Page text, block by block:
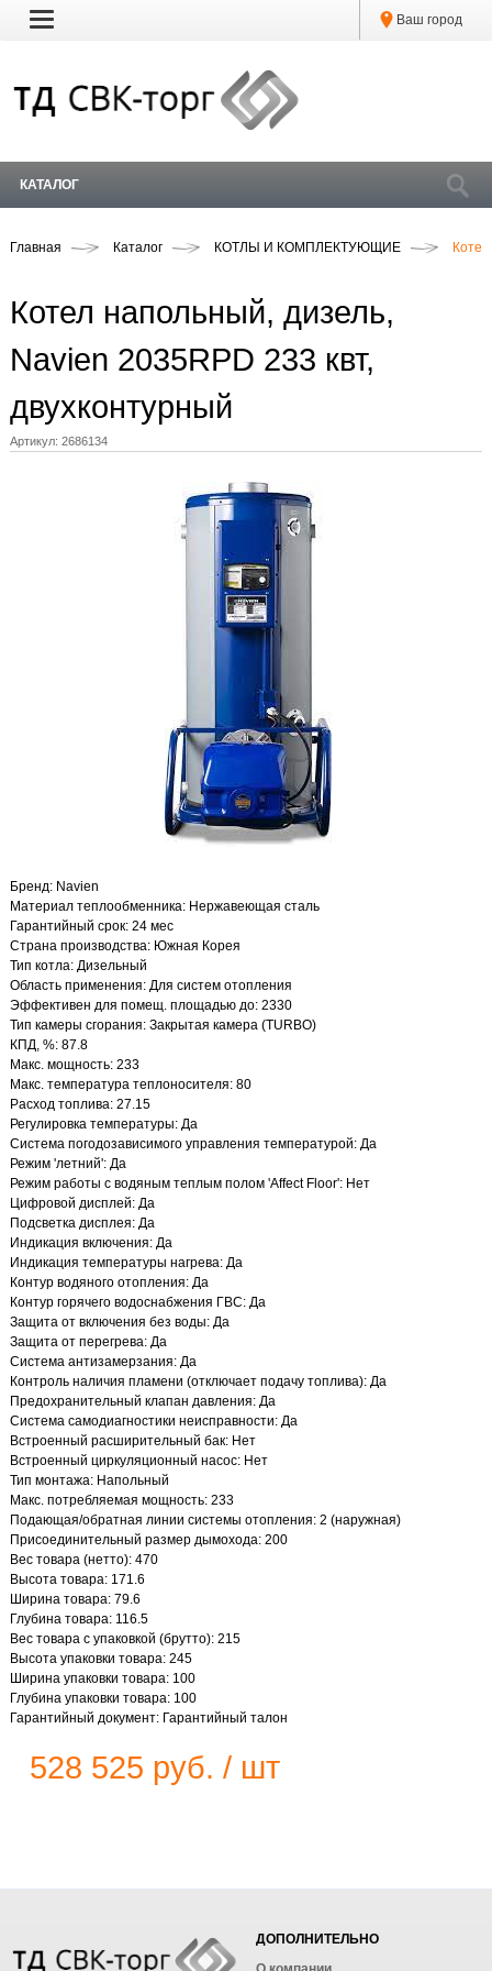
Ваш город
КАТАЛОГ
Главная Каталог КОТЛЫ И КОМПЛЕКТУЮЩИЕ
Котел напольный, дизель,
Navien 2035RPD 233 квт,
двухконтурный
Артикул: 2686134
Бренд: Navien
Материал теплообменника: Нержавеющая сталь
Гарантийный срок: 24 мес
Страна производства: Южная Корея
Тип котла: Дизельный
Область применения: Для систем отопления
Эффективен для помещ. площадью до: 2330
Тип камеры сгорания: Закрытая камера (TURBO)
КПД, %: 87.8
Макс. мощность: 233
Макс. температура теплоносителя: 80
Расход топлива: 27.15
Регулировка температуры: Да
Система погодозависимого управления температурой: Да
Режим 'летний': Да
Режим работы с водяным теплым полом 'Affect Floor': Нет
Цифровой дисплей: Да
Подсветка дисплея: Да
Индикация включения: Да
Индикация температуры нагрева: Да
Контур водяного отопления: Да
Контур горячего водоснабжения ГВС: Да
Защита от включения без воды: Да
Защита от перегрева: Да
Система антизамерзания: Да
Контроль наличия пламени (отключает подачу топлива): Да
Предохранительный клапан давления: Да
Система самодиагностики неисправности: Да
Встроенный расширительный бак: Нет
Встроенный циркуляционный насос: Нет
Тип монтажа: Напольный
Макс. потребляемая мощность: 233
Подающая/обратная линии системы отопления: 2 (наружная)
Присоединительный размер дымохода: 200
Вес товара (нетто): 470
Высота товара: 171.6
Ширина товара: 79.6
Глубина товара: 116.5
Вес товара с упаковкой (брутто): 215
Высота упаковки товара: 245
Ширина упаковки товара: 100
Глубина упаковки товара: 100
Гарантийный документ: Гарантийный талон
528 525 руб. / шт
ДОПОЛНИТЕЛЬНО